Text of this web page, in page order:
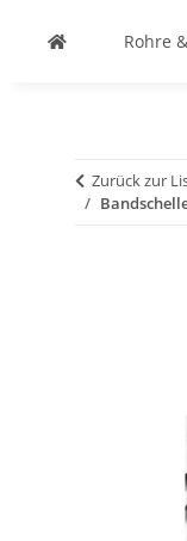
Rohre
Zurück zur